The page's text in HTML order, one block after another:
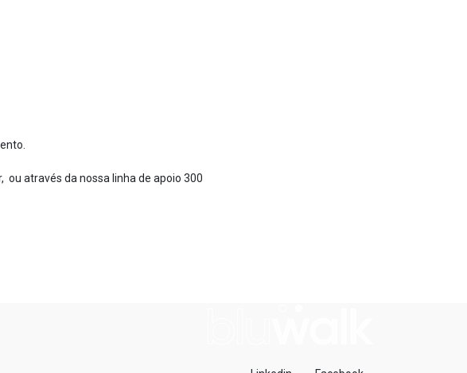
ou através da nossa linha de apoio 300